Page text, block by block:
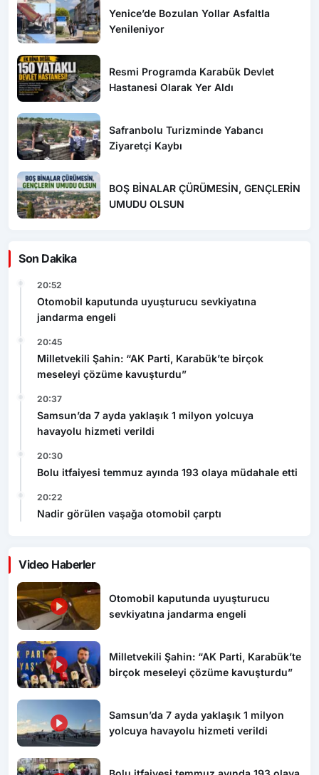
Yenice’de Bozulan Yollar Asfaltla
Yenileniyor
Resmi Programda Karabük Devlet
Hastanesi Olarak Yer Aldı
Safranbolu Turizminde Yabancı
Ziyaretçi Kaybı
BOŞ BİNALAR ÇÜRÜMESİN, GENÇLERİN
UMUDU OLSUN
Son Dakika
20:52
Otomobil kaputunda uyuşturucu sevkiyatına
jandarma engeli
20:45
Milletvekili Şahin: “AK Parti, Karabük’te birçok
meseleyi çözüme kavuşturdu”
20:37
Samsun’da 7 ayda yaklaşık 1 milyon yolcuya
havayolu hizmeti verildi
20:30
Bolu itfaiyesi temmuz ayında 193 olaya müdahale etti
20:22
Nadir görülen vaşağa otomobil çarptı
Video Haberler
Otomobil kaputunda uyuşturucu
sevkiyatına jandarma engeli
Milletvekili Şahin: “AK Parti, Karabük’te
birçok meseleyi çözüme kavuşturdu”
Samsun’da 7 ayda yaklaşık 1 milyon
yolcuya havayolu hizmeti verildi